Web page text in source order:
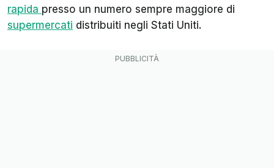
rapida presso un numero sempre maggiore di
supermercati distribuiti negli Stati Uniti.